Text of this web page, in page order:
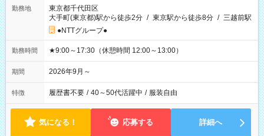
勤務地
東京都千代田区
大手町(東京都)駅から徒歩2分 / 東京駅から徒歩8分 / 三越前駅
●NTTグループ●
勤務時間 ★9:00～17:30（休憩時間 12:00～13:00）
期間 2026年9月～
特徴 履歴書不要 / 40～50代活躍中 / 服装自由
気になる！ 応募する 詳細へ